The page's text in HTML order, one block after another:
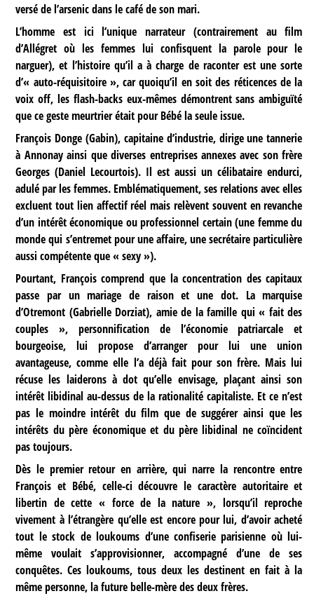
versé de l’arsenic dans le café de son mari.
L’homme est ici l’unique narrateur (contrairement au film
d’Allégret où les femmes lui confisquent la parole pour le
narguer), et l’histoire qu’il a à charge de raconter est une sorte
d’« auto-réquisitoire », car quoiqu’il en soit des réticences de la
voix off, les flash-backs eux-mêmes démontrent sans ambiguïté
que ce geste meurtrier était pour Bébé la seule issue.
François Donge (Gabin), capitaine d’industrie, dirige une tannerie
à Annonay ainsi que diverses entreprises annexes avec son frère
Georges (Daniel Lecourtois). Il est aussi un célibataire endurci,
adulé par les femmes. Emblématiquement, ses relations avec elles
excluent tout lien affectif réel mais relèvent souvent en revanche
d’un intérêt économique ou professionnel certain (une femme du
monde qui s’entremet pour une affaire, une secrétaire particulière
aussi compétente que « sexy »).
Pourtant, François comprend que la concentration des capitaux
passe par un mariage de raison et une dot. La marquise
d’Otremont (Gabrielle Dorziat), amie de la famille qui « fait des
couples », personnification de l’économie patriarcale et
bourgeoise, lui propose d’arranger pour lui une union
avantageuse, comme elle l’a déjà fait pour son frère. Mais lui
récuse les laiderons à dot qu’elle envisage, plaçant ainsi son
intérêt libidinal au-dessus de la rationalité capitaliste. Et ce n’est
pas le moindre intérêt du film que de suggérer ainsi que les
intérêts du père économique et du père libidinal ne coïncident
pas toujours.
Dès le premier retour en arrière, qui narre la rencontre entre
François et Bébé, celle-ci découvre le caractère autoritaire et
libertin de cette « force de la nature », lorsqu’il reproche
vivement à l’étrangère qu’elle est encore pour lui, d’avoir acheté
tout le stock de loukoums d’une confiserie parisienne où lui-
même voulait s’approvisionner, accompagné d’une de ses
conquêtes. Ces loukoums, tous deux les destinent en fait à la
même personne, la future belle-mère des deux frères.